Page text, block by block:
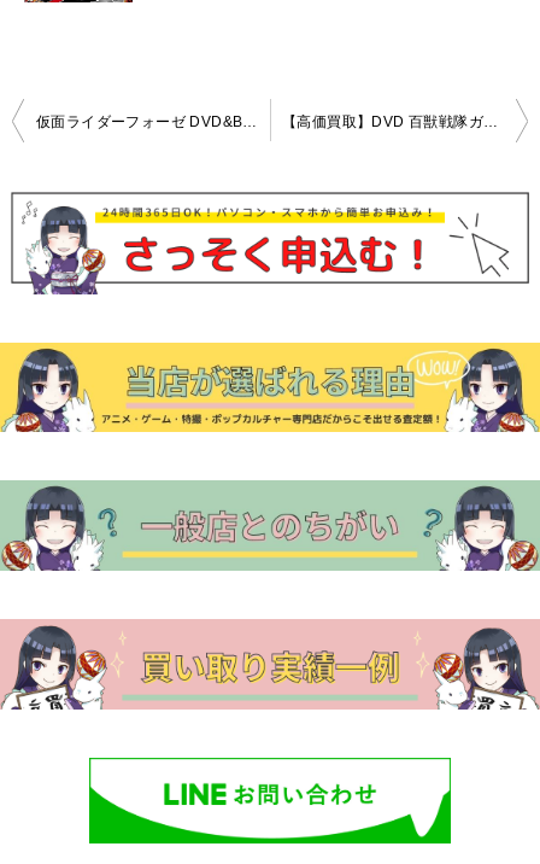
投
ナ
ゲ
シ
ョ
ン
仮面ライダーフォーゼ DVD&Blu-ray高価買取しています！ 【高価買取】DVD 百獣戦隊ガオレンジャー 全12巻